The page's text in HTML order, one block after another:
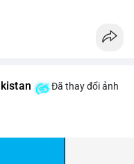
Đã thay đổi ảnh